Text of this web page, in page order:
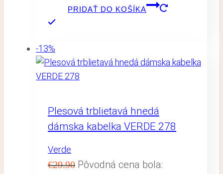
PRIDAŤ DO KOŠÍKA
-13%
Plesová trblietavá hnedá
dámska kabelka VERDE 278
Verde
€29.90 Pôvodná cena bola: